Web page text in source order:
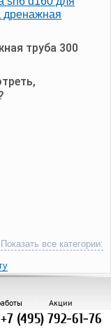
дренажная
труба 300
Показать все категории:
Акции
+7 (495) 792-61-76